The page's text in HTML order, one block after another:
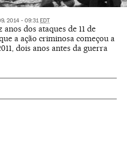
2014 - 09:31 EDT
dos ataques de 11 de
a ação criminosa começou a
dois anos antes da guerra